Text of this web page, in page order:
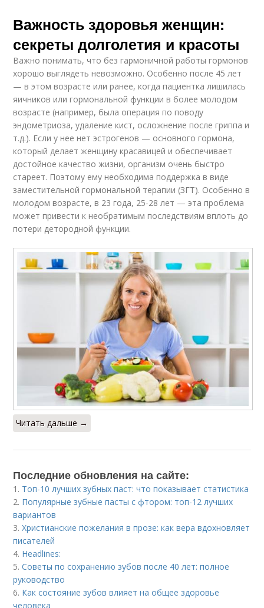
Важность здоровья женщин:
секреты долголетия и красоты
Важно понимать, что без гармоничной работы гормонов
хорошо выглядеть невозможно. Особенно после 45 лет
— в этом возрасте или ранее, когда пациентка лишилась
яичников или гормональной функции в более молодом
возрасте (например, была операция по поводу
эндометриоза, удаление кист, осложнение после гриппа и
т.д.). Если у нее нет эстрогенов — основного гормона,
который делает женщину красавицей и обеспечивает
достойное качество жизни, организм очень быстро
стареет. Поэтому ему необходима поддержка в виде
заместительной гормональной терапии (ЗГТ). Особенно в
молодом возрасте, в 23 года, 25-28 лет — эта проблема
может привести к необратимым последствиям вплоть до
потери детородной функции.
Читать дальше →
Последние обновления на сайте:
1. Топ-10 лучших зубных паст: что показывает статистика
2. Популярные зубные пасты с фтором: топ-12 лучших
вариантов
3.Христианские пожелания в прозе: как вера вдохновляет
писателей
4. Headlines:
5.Советы по сохранению зубов после 40 лет: полное
руководство
6. Как состояние зубов влияет на общее здоровье
человека